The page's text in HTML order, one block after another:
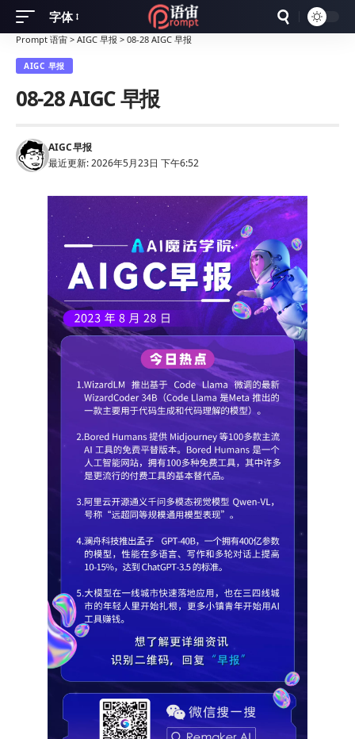
Font
Resizer
字体
Prompt 语宙 > AIGC 早报 > 08-28 AIGC 早报
AIGC 早报
08-28 AIGC 早报
最近更新: 2026年5月23日 下午6:52
AIGC早报